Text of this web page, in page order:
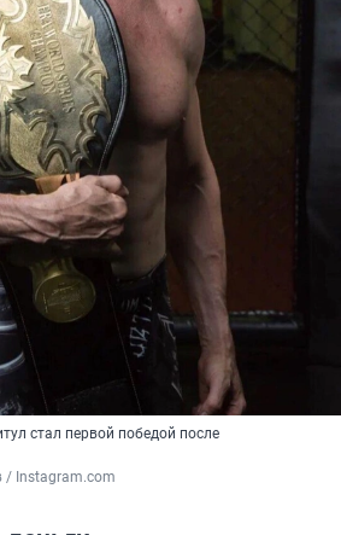
стал первой победой после
/ Instagram.com